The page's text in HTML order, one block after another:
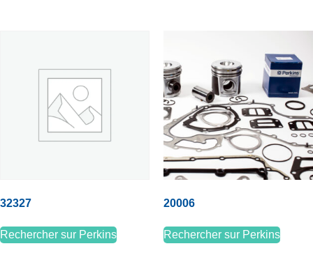
32327
Rechercher sur Perkins
20006
Rechercher sur Perkins